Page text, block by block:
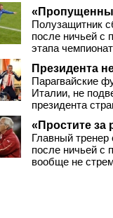
Полузащитник
после ничьей с
этапа
Президента
Парагвайские
Италии, не
президента
«Простите за
Главный
после ничьей с
вообще не